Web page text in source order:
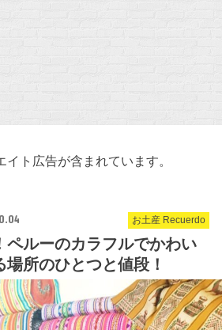
ト広告が含まれています。
お土産 Recuerdo
ペルーのカラフルでかわい
所のひとつと値段！